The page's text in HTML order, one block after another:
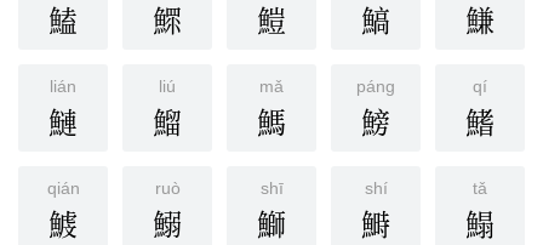
鰪 鰥 䱺 鰝 鰜
lián
鰱
liú
鰡
mǎ
鰢
páng
鰟
qí
鰭
qián
鰬
ruò
鰯
shī
鰤
shí
鰣
tǎ
鰨